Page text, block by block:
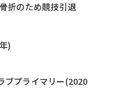
折のため競技引退
)
ブプライマリー(2020